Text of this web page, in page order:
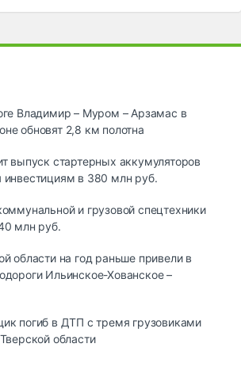
Владимир – Муром – Арзамас в
обновят 2,8 км полотна
выпуск стартерных аккумуляторов
инвестициям в 380 млн руб.
и грузовой спецтехники
млн руб.
области на год раньше привели в
Ильинское-Хованское –
погиб в ДТП с тремя грузовиками
области